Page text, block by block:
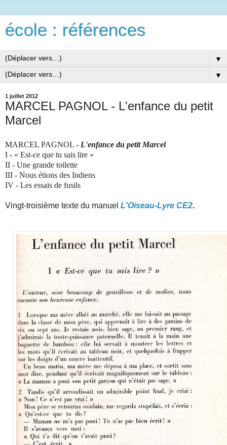
école : références
▼
▼
1 juillet 2012
MARCEL PAGNOL - L'enfance du petit
Marcel
MARCEL PAGNOL - L'enfance du petit Marcel
I - « Est-ce que tu sais lire »
II - Une grande toilette
III - Nous étions des Indiens
IV - Les essais de fusils
Vingt-troisième texte du manuel L'Oiseau-Lyre CE2.